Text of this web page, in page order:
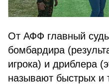
От АФФ главный
бомбардира
игрока) и дриблера
называют быстрых и